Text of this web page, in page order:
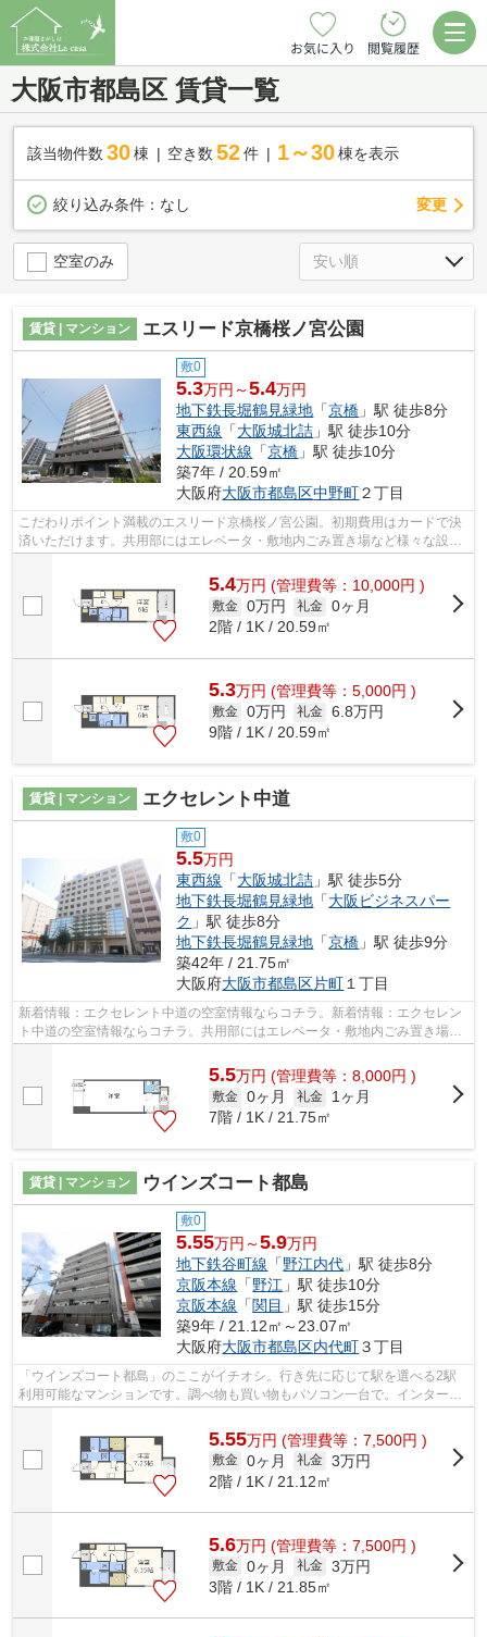
お気に入り 閲覧履歴
大阪市都島区 賃貸一覧
該当物件数 30棟 空き数 52 件 1～30 棟を表示
絞り込み条件： なし 変更
空室のみ
賃貸 | マンション エスリード京橋桜ノ宮公園
敷0
5.3万円～5.4万円
地下鉄長堀鶴見緑地 「京橋 」駅 徒歩8分
東西線 「大阪城北詰 」駅 徒歩10分
大阪環状線 「京橋 」駅 徒歩10分
築7年 / 20.59㎡
大阪府大阪市都島区中野町２丁目
こだわりポイント満載のエスリード京橋桜ノ宮公園。初期費用はカードで決
済いただけます。共用部にはエレベータ・敷地内ごみ置き場など様々な設備
やサービスが揃っているので便利です...
5.4万円 (管理費等：10,000円 )
敷金 0万円 礼金 0ヶ月
2階 / 1K / 20.59㎡
5.3万円 (管理費等：5,000円 )
敷金 0万円 礼金 6.8万円
9階 / 1K / 20.59㎡
賃貸 | マンション エクセレント中道
敷0
5.5万円
東西線 「大阪城北詰 」駅 徒歩5分
地下鉄長堀鶴見緑地 「大阪ビジネスパー
ク 」駅 徒歩8分
地下鉄長堀鶴見緑地 「京橋 」駅 徒歩9分
築42年 / 21.75㎡
大阪府大阪市都島区片町 １丁目
新着情報：エクセレント中道の空室情報ならコチラ。新着情報：エクセレン
ト中道の空室情報ならコチラ。共用部にはエレベータ・敷地内ごみ置き場な
どが揃っております。外壁にはタイル...
5.5万円 (管理費等：8,000円 )
敷金 0ヶ月 礼金
1ヶ月
7階 / 1K / 21.75㎡
賃貸 | マンション ウインズコート都島
敷0
5.55万円～5.9万円
地下鉄谷町線 「野江内代 」駅 徒歩8分
京阪本線 「野江 」駅 徒歩10分
京阪本線 「関目 」駅 徒歩15分
築9年 / 21.12㎡～23.07㎡
大阪府大阪市都島区内代町３丁目
「ウインズコート都島」のここがイチオシ。行き先に応じて駅を選べる2駅
利用可能なマンションです。調べ物も買い物もパソコン一台で。インターネ
5.55万円 (管理費等：7,500円 )
敷金 0ヶ月 礼金 3万円
2階 / 1K / 21.12㎡
5.6万円 (管理費等：7,500円 )
敷金 0ヶ月 礼金 3万円
3階 / 1K / 21.85㎡